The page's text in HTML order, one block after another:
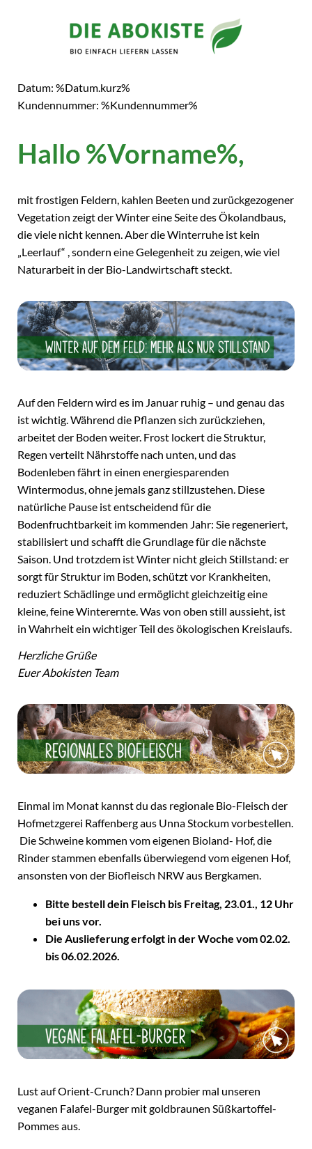
Datum: %Datum.kurz%
Kundennummer: %Kundennummer%
Hallo %Vorname%,
mit frostigen Feldern, kahlen Beeten und zurückgezogener
Vegetation zeigt der Winter eine Seite des Ökolandbaus,
die viele nicht kennen. Aber die Winterruhe ist kein
„Leerlauf“ , sondern eine Gelegenheit zu zeigen, wie viel
Naturarbeit in der Bio-Landwirtschaft steckt.
Auf den Feldern wird es im Januar ruhig – und genau das
ist wichtig. Während die Pflanzen sich zurückziehen,
arbeitet der Boden weiter. Frost lockert die Struktur,
Regen verteilt Nährstoffe nach unten, und das
Bodenleben fährt in einen energiesparenden
Wintermodus, ohne jemals ganz stillzustehen. Diese
natürliche Pause ist entscheidend für die
Bodenfruchtbarkeit im kommenden Jahr: Sie regeneriert,
stabilisiert und schafft die Grundlage für die nächste
Saison. Und trotzdem ist Winter nicht gleich Stillstand: er
sorgt für Struktur im Boden, schützt vor Krankheiten,
reduziert Schädlinge und ermöglicht gleichzeitig eine
kleine, feine Winterernte. Was von oben still aussieht, ist
in Wahrheit ein wichtiger Teil des ökologischen Kreislaufs.
Herzliche Grüße
Euer Abokisten Team
Einmal im Monat kannst du das regionale Bio-Fleisch der
Hofmetzgerei Raffenberg aus Unna Stockum vorbestellen.
Die Schweine kommen vom eigenen Bioland- Hof, die
Rinder stammen ebenfalls überwiegend vom eigenen Hof,
ansonsten von der Biofleisch NRW aus Bergkamen.
Bitte bestell dein Fleisch bis Freitag, 23.01., 12 Uhr
bei uns vor.
Die Auslieferung erfolgt in der Woche vom 02.02.
bis 06.02.2026.
Lust auf Orient-Crunch? Dann probier mal unseren
veganen Falafel-Burger mit goldbraunen Süßkartoffel-
Pommes aus.